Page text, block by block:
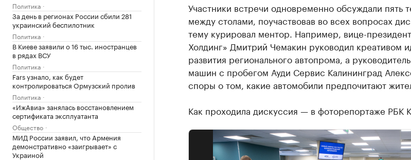
Политика
За день в регионах России сбили 281
украинский беспилотник
Политика
В Киеве заявили о 16 тыс. иностранцев
в рядах ВСУ
Политика
Fars узнало, как будет
контролироваться Ормузский пролив
Политика
«ИжАвиа» занялась восстановлением
сертификата эксплуатанта
Общество
МИД России заявил, что Армения
демонстративно «заигрывает» с
Украиной
Участники встречи одновременно обсуждали пять
между столами, поучаствовав во всех вопросах
тему курировал ментор. Например, вице-
Холдинг» Дмитрий Чемакин руководил креативом
развития регионального автопрома, а
машин с пробегом Ауди Сервис Калининград
споры о том, какие автомобили предпочитают
Как проходила дискуссия — в фоторепортаже РБК